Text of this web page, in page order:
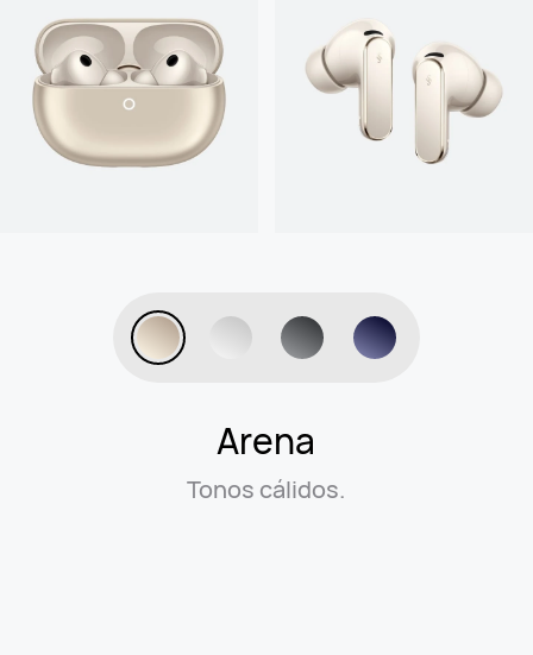
Arena
Tonos cálidos.